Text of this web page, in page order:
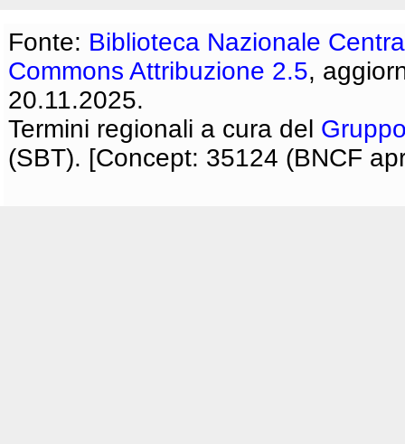
Fonte: Biblioteca Nazionale
Commons Attribuzione 2.5,
20.11.2025.
Termini regionali a cura del
(SBT). [Concept: 35124 (BNCF